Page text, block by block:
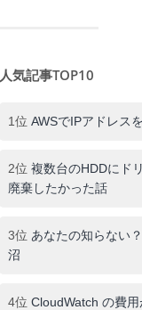
人気記事TOP10
1位 AWSでIPアドレス
2位 複数台のHDDにド
廃棄したかった話
3位 あなたの知らない
沼
4位 CloudWatch の費